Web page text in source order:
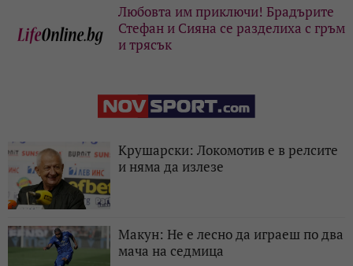
Любовта им приключи! Брадърите
Стефан и Сияна се разделиха с гръм
и трясък
Крушарски: Локомотив е в релсите
и няма да излезе
Макун: Не е лесно да играеш по два
мача на седмица